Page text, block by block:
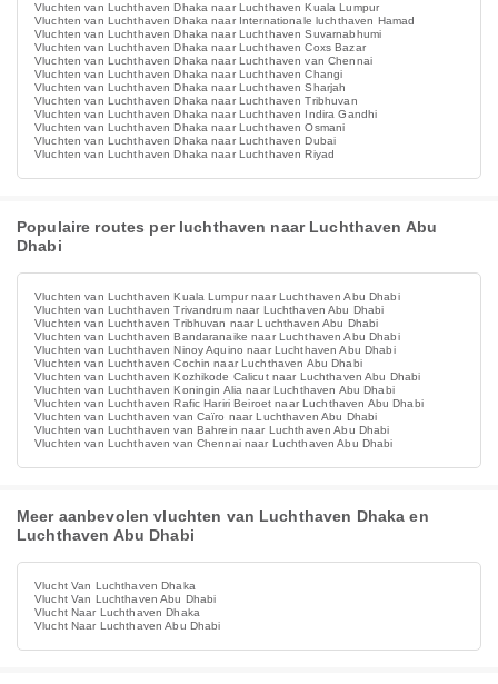
Vluchten van Luchthaven Dhaka naar Luchthaven Kuala Lumpur
Vluchten van Luchthaven Dhaka naar Internationale luchthaven Hamad
Vluchten van Luchthaven Dhaka naar Luchthaven Suvarnabhumi
Vluchten van Luchthaven Dhaka naar Luchthaven Coxs Bazar
Vluchten van Luchthaven Dhaka naar Luchthaven van Chennai
Vluchten van Luchthaven Dhaka naar Luchthaven Changi
Vluchten van Luchthaven Dhaka naar Luchthaven Sharjah
Vluchten van Luchthaven Dhaka naar Luchthaven Tribhuvan
Vluchten van Luchthaven Dhaka naar Luchthaven Indira Gandhi
Vluchten van Luchthaven Dhaka naar Luchthaven Osmani
Vluchten van Luchthaven Dhaka naar Luchthaven Dubai
Vluchten van Luchthaven Dhaka naar Luchthaven Riyad
Populaire routes per luchthaven naar Luchthaven Abu
Dhabi
Vluchten van Luchthaven Kuala Lumpur naar Luchthaven Abu Dhabi
Vluchten van Luchthaven Trivandrum naar Luchthaven Abu Dhabi
Vluchten van Luchthaven Tribhuvan naar Luchthaven Abu Dhabi
Vluchten van Luchthaven Bandaranaike naar Luchthaven Abu Dhabi
Vluchten van Luchthaven Ninoy Aquino naar Luchthaven Abu Dhabi
Vluchten van Luchthaven Cochin naar Luchthaven Abu Dhabi
Vluchten van Luchthaven Kozhikode Calicut naar Luchthaven Abu Dhabi
Vluchten van Luchthaven Koningin Alia naar Luchthaven Abu Dhabi
Vluchten van Luchthaven Rafic Hariri Beiroet naar Luchthaven Abu Dhabi
Vluchten van Luchthaven van Caïro naar Luchthaven Abu Dhabi
Vluchten van Luchthaven van Bahrein naar Luchthaven Abu Dhabi
Vluchten van Luchthaven van Chennai naar Luchthaven Abu Dhabi
Meer aanbevolen vluchten van Luchthaven Dhaka en
Luchthaven Abu Dhabi
Vlucht Van Luchthaven Dhaka
Vlucht Van Luchthaven Abu Dhabi
Vlucht Naar Luchthaven Dhaka
Vlucht Naar Luchthaven Abu Dhabi